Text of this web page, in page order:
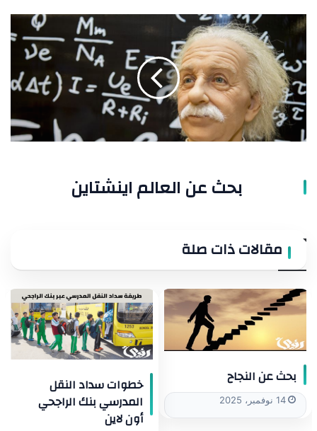
بحث
عن
العالم
اينشتاين
بحث عن العالم اينشتاين
مقالات ذات صلة
بحث عن النجاح
14 نوفمبر، 2025
خطوات سداد النقل
المدرسي بنك الراجحي
أون لاين